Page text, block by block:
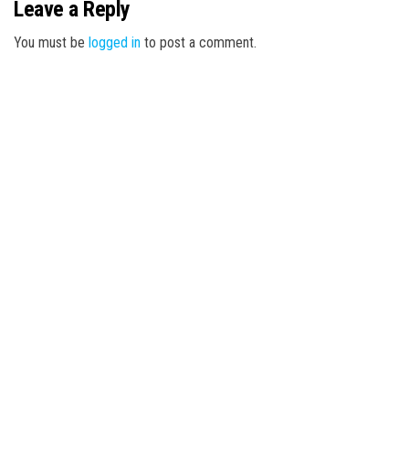
Leave a Reply
You must be logged in to post a comment.